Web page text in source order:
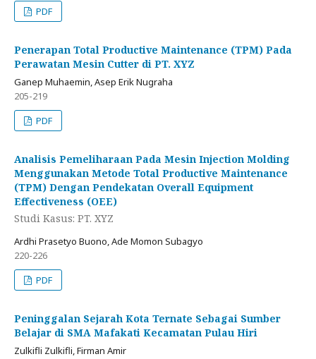
PDF
Penerapan Total Productive Maintenance (TPM) Pada
Perawatan Mesin Cutter di PT. XYZ
Ganep Muhaemin, Asep Erik Nugraha
205-219
PDF
Analisis Pemeliharaan Pada Mesin Injection Molding
Menggunakan Metode Total Productive Maintenance
(TPM) Dengan Pendekatan Overall Equipment
Effectiveness (OEE)
Studi Kasus: PT. XYZ
Ardhi Prasetyo Buono, Ade Momon Subagyo
220-226
PDF
Peninggalan Sejarah Kota Ternate Sebagai Sumber
Belajar di SMA Mafakati Kecamatan Pulau Hiri
Zulkifli Zulkifli, Firman Amir